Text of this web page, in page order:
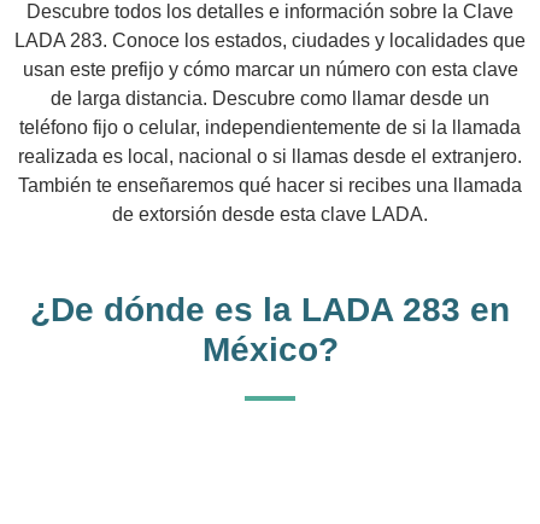
Descubre todos los detalles e información sobre la Clave
LADA 283. Conoce los estados, ciudades y localidades que
usan este prefijo y cómo marcar un número con esta clave
de larga distancia. Descubre como llamar desde un
teléfono fijo o celular, independientemente de si la llamada
realizada es local, nacional o si llamas desde el extranjero.
También te enseñaremos qué hacer si recibes una llamada
de extorsión desde esta clave LADA.
¿De dónde es la LADA 283 en
México?